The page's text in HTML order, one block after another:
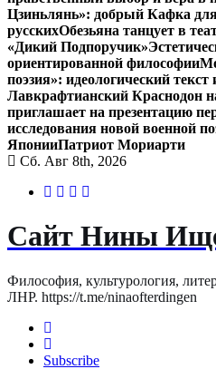
Цзиньлянь»: добрый Кафка
русскихОбезьяна танцует в
«Дикий Подпоручик»
ориентированной философии
поэзия»: идеологический
Лавкрафтианский Краснодон
приглашает на презентацию
исследования новой военной
ЯпонииПатриот Мориарти
Сб. Авг 8th, 2026
Сайт Нины
Философия, культурология,
ЛНР. https://t.me/ninaofterdingen
Subscribe